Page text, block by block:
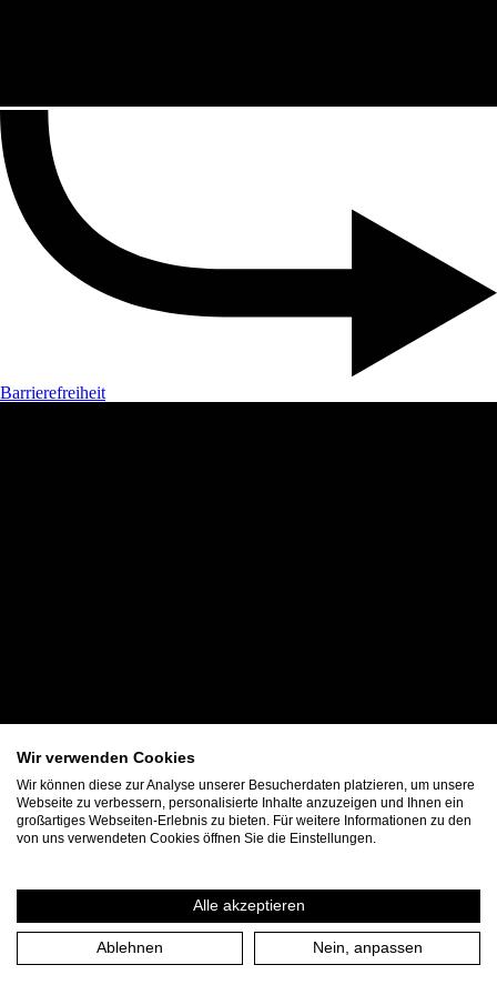
Barrierefreiheit
Wir verwenden Cookies
Wir können diese zur Analyse unserer Besucherdaten platzieren, um unsere
Webseite zu verbessern, personalisierte Inhalte anzuzeigen und Ihnen ein
großartiges Webseiten-Erlebnis zu bieten. Für weitere Informationen zu den
von uns verwendeten Cookies öffnen Sie die Einstellungen.
Alle akzeptieren
Ablehnen Nein, anpassen